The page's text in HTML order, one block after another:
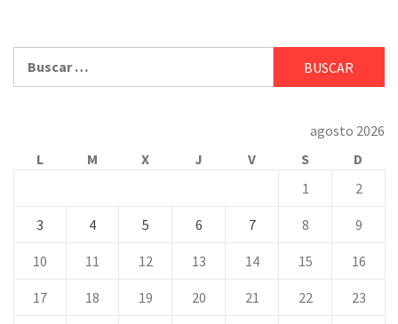
agosto 2026
L
M X J V S
D
1
2
3 4 5 6 7 8 9
10 11 12 13 14 15 16
17 18 19 20 21 22 23